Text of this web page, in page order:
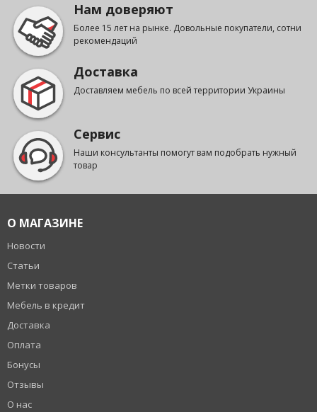
Нам доверяют
Более 15 лет на рынке. Довольные покупатели, сотни
рекомендаций
Доставка
Доставляем мебель по всей территории Украины
Сервис
Наши консультанты помогут вам подобрать нужный
товар
О МАГАЗИНЕ
Новости
Статьи
Метки товаров
Мебель в кредит
Доставка
Оплата
Бонусы
Отзывы
О нас